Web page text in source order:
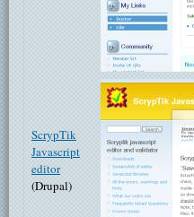
ScrypTik
Javascript
editor
(Drupal)